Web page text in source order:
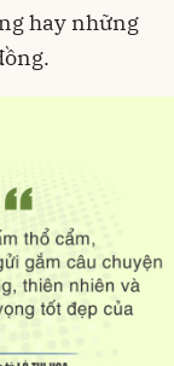
hay những